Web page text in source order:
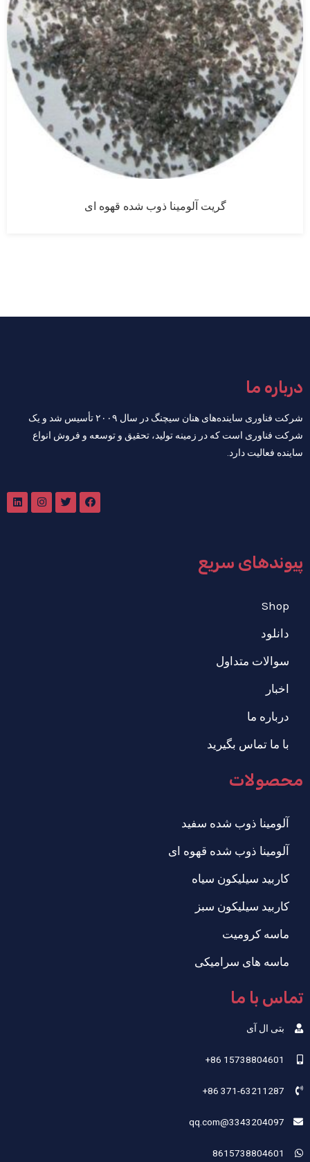
گریت آلومینا ذوب شده قهوه ای
درباره ما
شرکت فناوری ساینده‌های هنان سیچنگ در سال ۲۰۰۹ تأسیس شد و یک
شرکت فناوری است که در زمینه تولید، تحقیق و توسعه و فروش انواع
ساینده فعالیت دارد.
پیوندهای سریع
Shop
دانلود
سوالات متداول
اخبار
درباره ما
با ما تماس بگیرید
محصولات
آلومینا ذوب شده سفید
آلومینا ذوب شده قهوه ای
کاربید سیلیکون سیاه
کاربید سیلیکون سبز
ماسه کرومیت
ماسه های سرامیکی
تماس با ما
بتی ال آی
‎+86 15738804601‎
‎+86 371-63211287‎
3343204097@qq.com
8615738804601